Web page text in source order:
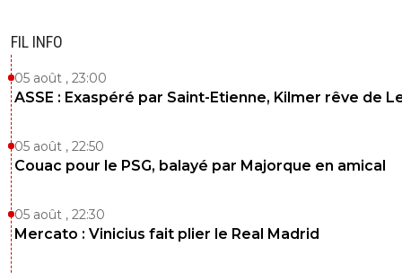
FIL INFO
05 août , 23:00
ASSE : Exaspéré par Saint-Etienne, Kilmer rêve de
05 août , 22:50
Couac pour le PSG, balayé par Majorque en amical
05 août , 22:30
Mercato : Vinicius fait plier le Real Madrid